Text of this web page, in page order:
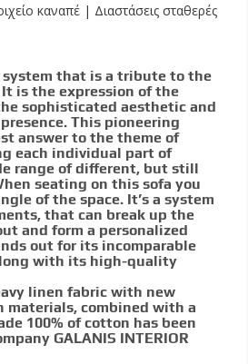
καναπέ | Διαστάσεις σταθερές
that is a tribute to the
is the expression of the
sophisticated aesthetic and
This pioneering
answer to the theme of
each individual part of
range of different, but still
seating on this sofa you
of the space. It’s a system
that can break up the
and form a personalized
out for its incomparable
with its high-quality
linen fabric with new
materials, combined with a
100% of cotton has been
GALANIS INTERIOR